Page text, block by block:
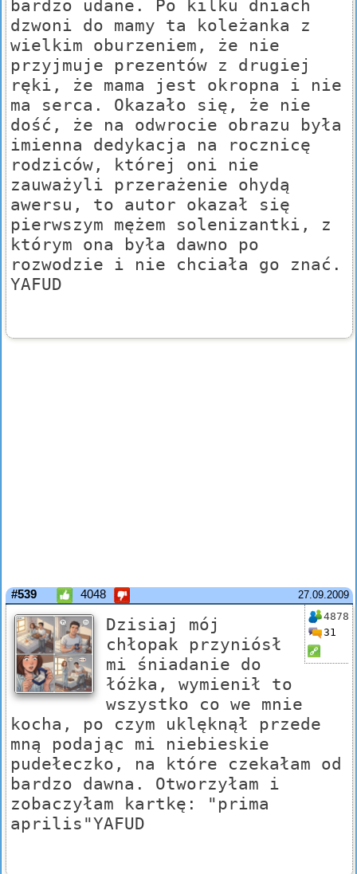
bardzo udane. Po kilku dniach
dzwoni do mamy ta koleżanka z
wielkim oburzeniem, że nie
przyjmuje prezentów z drugiej
ręki, że mama jest okropna i nie
ma serca. Okazało się, że nie
dość, że na odwrocie obrazu była
imienna dedykacja na rocznicę
rodziców, której oni nie
zauważyli przerażenie ohydą
awersu, to autor okazał się
pierwszym mężem solenizantki, z
którym ona była dawno po
rozwodzie i nie chciała go znać.
YAFUD
27.09.2009
#539 4048
4878
31
Dzisiaj mój
chłopak przyniósł
mi śniadanie do
łóżka, wymienił to
wszystko co we mnie
kocha, po czym uklęknął przede
mną podając mi niebieskie
pudełeczko, na które czekałam od
bardzo dawna. Otworzyłam i
zobaczyłam kartkę: "prima
aprilis"YAFUD